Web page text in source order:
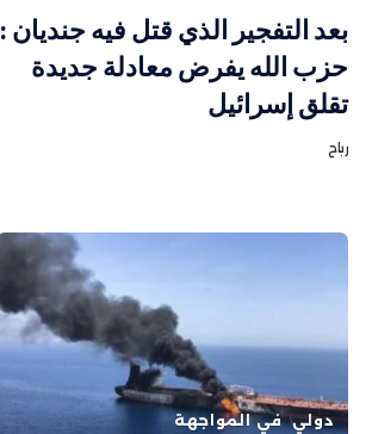
بعد التفجير الذي قتل فيه جنديان :
حزب الله يفرض معادلة جديدة
تقلق إسرائيل
رباح
دولي في المواجهة